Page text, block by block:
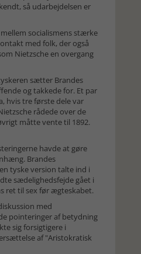
så udarbejdelsen er
socialismens stærke
med folk, der også
Nietzsche en overgang
sætter Brandes
og takkede for. Et par
hvis tre første dele var
rå­dede over de
måtte vente til 1892.
havde at gøre
Brandes
tyske version talte ind i
sædelighedsfejde gået i
ret til sex før ægteskabet.
med
pointeringer af betydning
sig forsigtigere i
af "Aristo­kratisk